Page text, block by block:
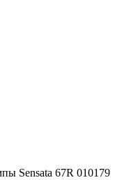
Sensata 67R 010179